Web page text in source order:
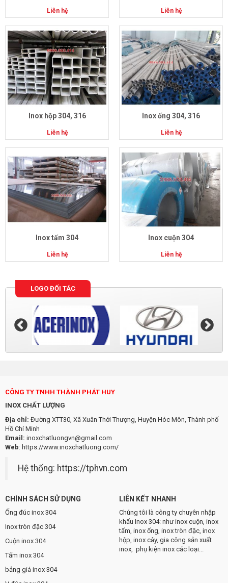
Liên hệ Liên hệ
Inox hộp 304, 316
Liên hệ
Inox ống 304, 316
Liên hệ
Inox tấm 304
Liên hệ
Inox cuộn 304
Liên hệ
LOGO ĐỐI TÁC
CÔNG TY TNHH THÀNH PHÁT HUY
INOX CHẤT LƯỢNG
Địa chỉ: Đường XTT30, Xã Xuân Thới Thượng, Huyện Hóc Môn, Thành phố
Hồ Chí Minh
Email: inoxchatluongvn@gmail.com
Web: https://www.inoxchatluong.com/
Hệ thống: https://tphvn.com
CHÍNH SÁCH SỬ DỤNG
Ống đúc inox 304
Inox tròn đặc 304
Cuộn inox 304
Tấm inox 304
bảng giá inox 304
LIÊN KẾT NHANH
Chúng tôi là công ty chuyên nhập
khẩu Inox 304: như inox cuộn, inox
tấm, inox ống, inox tròn đặc, inox
hộp, inox cây, gia công sản xuất
inox, phụ kiện inox các loại...